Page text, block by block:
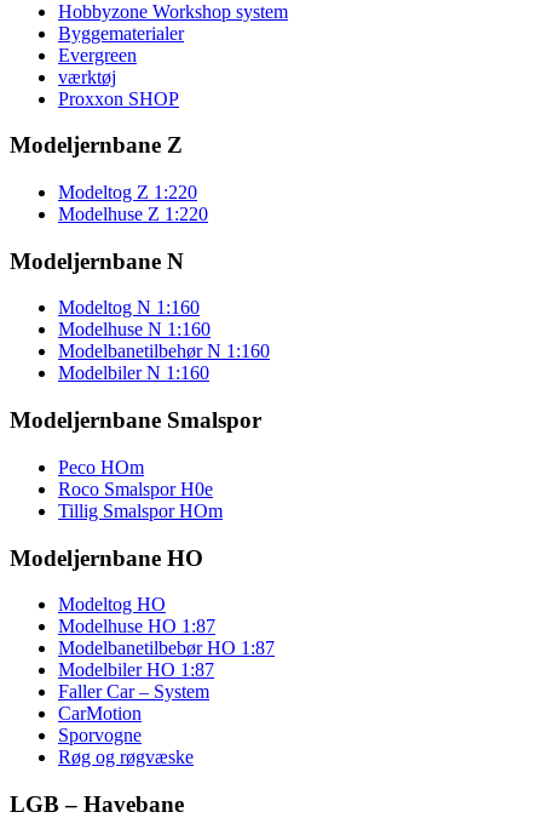
Hobbyzone Workshop system
Byggematerialer
Evergreen
værktøj
Proxxon SHOP
Modeljernbane Z
Modeltog Z 1:220
Modelhuse Z 1:220
Modeljernbane N
Modeltog N 1:160
Modelhuse N 1:160
Modelbanetilbehør N 1:160
Modelbiler N 1:160
Modeljernbane Smalspor
Peco HOm
Roco Smalspor H0e
Tillig Smalspor HOm
Modeljernbane HO
Modeltog HO
Modelhuse HO 1:87
Modelbanetilbebør HO 1:87
Modelbiler HO 1:87
Faller Car – System
CarMotion
Sporvogne
Røg og røgvæske
LGB – Havebane